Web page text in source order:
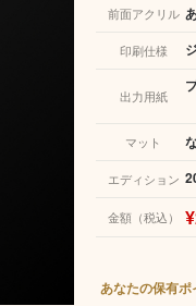
前面アクリル
印刷仕様
出力用紙
マット
エディション
金額（税込）
あなたの保有